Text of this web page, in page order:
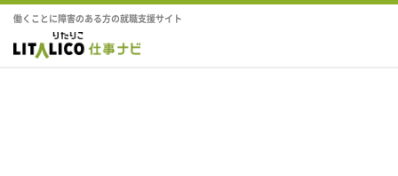
働くことに障害のある方の就職支援サイト